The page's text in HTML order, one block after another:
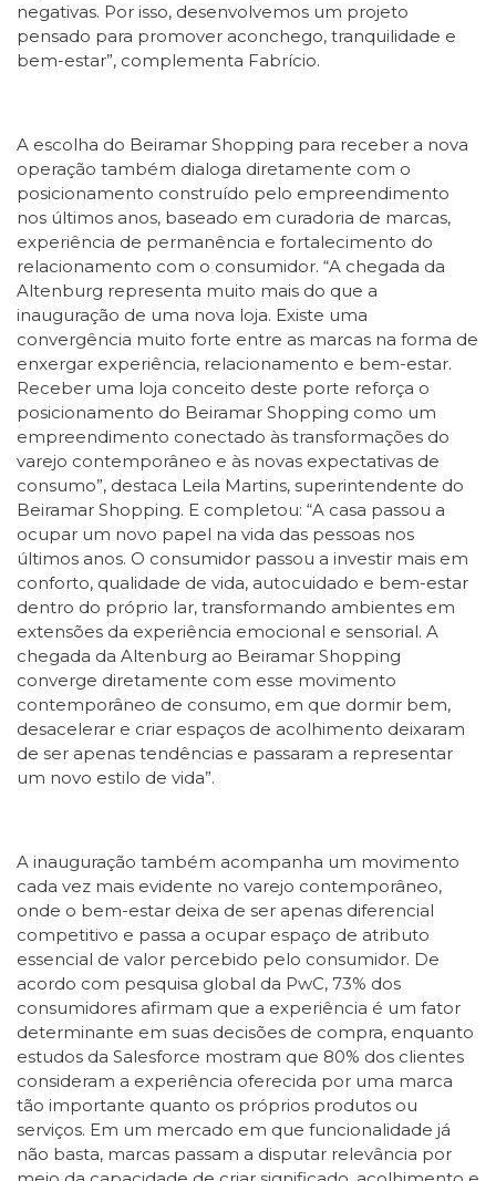
negativas. Por isso, desenvolvemos um projeto
pensado para promover aconchego, tranquilidade e
bem-estar”, complementa Fabrício.
A escolha do Beiramar Shopping para receber a nova
operação também dialoga diretamente com o
posicionamento construído pelo empreendimento
nos últimos anos, baseado em curadoria de marcas,
experiência de permanência e fortalecimento do
relacionamento com o consumidor. “A chegada da
Altenburg representa muito mais do que a
inauguração de uma nova loja. Existe uma
convergência muito forte entre as marcas na forma de
enxergar experiência, relacionamento e bem-estar.
Receber uma loja conceito deste porte reforça o
posicionamento do Beiramar Shopping como um
empreendimento conectado às transformações do
varejo contemporâneo e às novas expectativas de
consumo”, destaca Leila Martins, superintendente do
Beiramar Shopping. E completou: “A casa passou a
ocupar um novo papel na vida das pessoas nos
últimos anos. O consumidor passou a investir mais em
conforto, qualidade de vida, autocuidado e bem-estar
dentro do próprio lar, transformando ambientes em
extensões da experiência emocional e sensorial. A
chegada da Altenburg ao Beiramar Shopping
converge diretamente com esse movimento
contemporâneo de consumo, em que dormir bem,
desacelerar e criar espaços de acolhimento deixaram
de ser apenas tendências e passaram a representar
um novo estilo de vida”.
A inauguração também acompanha um movimento
cada vez mais evidente no varejo contemporâneo,
onde o bem-estar deixa de ser apenas diferencial
competitivo e passa a ocupar espaço de atributo
essencial de valor percebido pelo consumidor. De
acordo com pesquisa global da PwC, 73% dos
consumidores afirmam que a experiência é um fator
determinante em suas decisões de compra, enquanto
estudos da Salesforce mostram que 80% dos clientes
consideram a experiência oferecida por uma marca
tão importante quanto os próprios produtos ou
serviços. Em um mercado em que funcionalidade já
não basta, marcas passam a disputar relevância por